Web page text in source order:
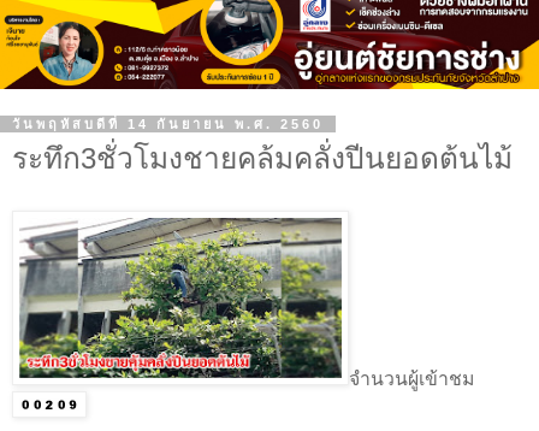
วันพฤหัสบดีที่ 14 กันยายน พ.ศ. 2560
ระทึก3ชั่วโมงชายคล้มคลั่งปีนยอดต้นไม้
จำนวนผู้เข้าชม